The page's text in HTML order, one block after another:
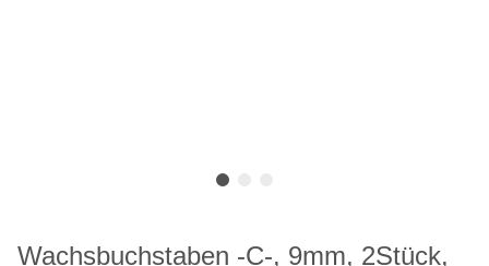
Wachsbuchstaben -C-, 9mm, 2Stück,